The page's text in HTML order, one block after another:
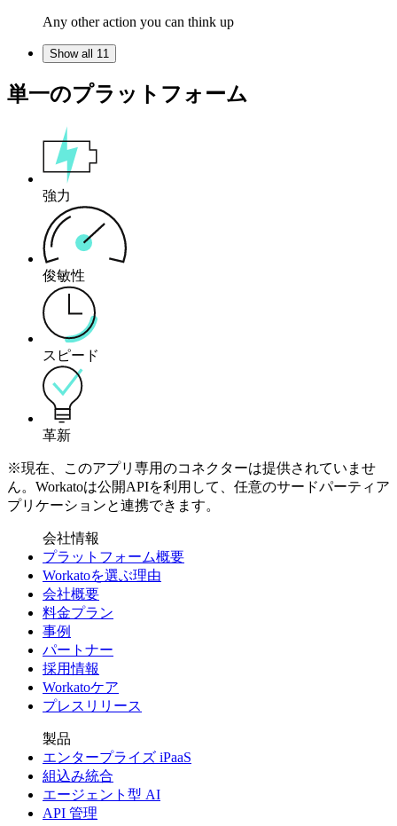
Any other action you can think up
Show all 11
単一のプラットフォーム
強力
俊敏性
スピード
革新
※現在、このアプリ専用のコネクターは提供されていませ
ん。Workatoは公開APIを利用して、任意のサードパーティア
プリケーションと連携できます。
会社情報
プラットフォーム概要
Workatoを選ぶ理由
会社概要
料金プラン
事例
パートナー
採用情報
Workatoケア
プレスリリース
製品
エンタープライズ iPaaS
組込み統合
エージェント型 AI
API 管理